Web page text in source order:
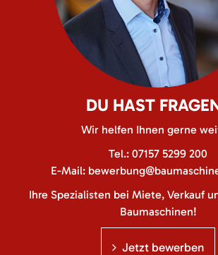
DU HAST
Wir helfen Ihnen gerne
Tel.: 07157 5299 200
E-Mail:
Ihre Spezialisten bei Miete, Verkauf
Baumaschinen!
Jetzt bewerben